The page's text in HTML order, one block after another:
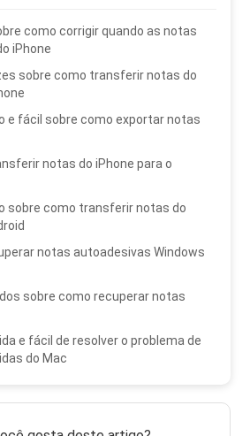
como corrigir quando as notas
iPhone
sobre como transferir notas do
e fácil sobre como exportar notas
notas do iPhone para o
sobre como transferir notas do
notas autoadesivas Windows
sobre como recuperar notas
e fácil de resolver o problema de
do Mac